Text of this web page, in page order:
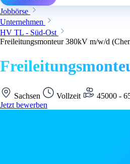
Jobbörse
Unternehmen
HV TL - Süd-Ost
Freileitungsmonteur 380kV m/w/d
Sachsen Vollzeit 45000 -
Jetzt bewerben